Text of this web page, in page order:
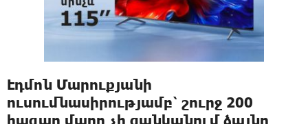
Էդմոն Մարուքյանի
ուսումնասիրությամբ՝ շուրջ 200
հազար մարդ չի ցանկանում ձայնը